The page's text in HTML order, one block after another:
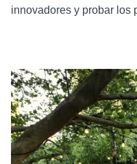
innovadores y probar los